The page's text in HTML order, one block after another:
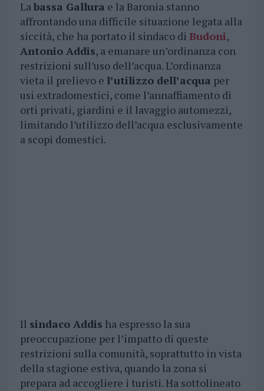
Labassa Gallura e la Baronia stanno
affrontando una difficile situazione legata alla
siccità, che ha portato il sindaco di Budoni,
Antonio Addis, a emanare un’ordinanza con
restrizioni sull’uso dell’acqua. L’ordinanza
vieta il prelievo e l’utilizzo dell’acqua per
usi extradomestici, come l’annaffiamento di
orti privati, giardini e il lavaggio automezzi,
limitando l’utilizzo dell’acqua esclusivamente
a scopi domestici.
Il sindaco Addis ha espresso la sua
preoccupazione per l’impatto di queste
restrizioni sulla comunità, soprattutto in vista
della stagione estiva, quando la zona si
prepara ad accogliere i turisti. Ha sottolineato